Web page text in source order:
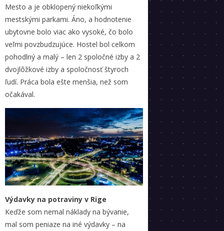
Mesto a je obklopený niekoľkými
mestskými parkami. Áno, a hodnotenie
ubytovne bolo viac ako vysoké, čo bolo
veľmi povzbudzujúce. Hostel bol celkom
pohodlný a malý – len 2 spoločné izby a 2
dvojlôžkové izby a spoločnosť štyroch
ľudí. Práca bola ešte menšia, než som
očakával.
Výdavky na potraviny v Rige
Keďže som nemal náklady na bývanie,
mal som peniaze na iné výdavky – na